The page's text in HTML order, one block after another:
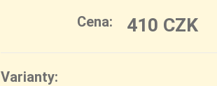
Cena: 410 CZK
Varianty: